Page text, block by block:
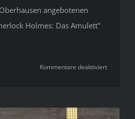
angebotenen
Holmes: Das Amulett"
Kommentare deaktiviertfür